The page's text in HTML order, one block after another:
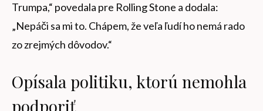
Trumpa,“ povedala pre Rolling Stone a dodala:
„Nepáči sa mi to. Chápem, že veľa ľudí ho nemá rado
zo zrejmých dôvodov.“
Opísala politiku, ktorú nemohla
podporiť